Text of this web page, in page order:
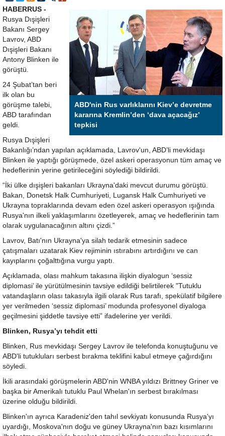
ABD'nin Rus varlıklarını Kiev’e devretme
kararına Kremlin’den ‘dava açacağız’
tepkisi
HABERRUS -
Rusya Dışişleri
Bakanı Sergey
Lavrov, ABD
Dışişleri Bakanı
Antony Blinken ile
görüştü.
24 Şubat’tan beri
ilk olan bu
görüşme talebi,
ABD tarafından
geldi.
Rusya Dışişleri
Bakanlığı’ndan yapılan açıklamada, Lavrov'un, ABD’li mevkidaşı
Blinken ile yaptığı görüşmede, özel askeri operasyonun tüm amaç ve
hedeflerinin yerine getirileceğini söylediği bildirildi.
“İki ülke dışişleri bakanları Ukrayna'daki mevcut durumu görüştü.
Bakan, Donetsk Halk Cumhuriyeti, Lugansk Halk Cumhuriyeti ve
Ukrayna topraklarında devam eden özel askeri operasyon ışığında
Rusya'nın ilkeli yaklaşımlarını özetleyerek, amaç ve hedeflerinin tam
olarak uygulanacağının altını çizdi.”
Lavrov, Batı'nın Ukrayna'ya silah tedarik etmesinin sadece
çatışmaları uzatarak Kiev rejiminin ıstırabını artırdığını ve can
kayıplarını çoğalttığına vurgu yaptı.
Açıklamada, olası mahkum takasına ilişkin diyalogun ‘sessiz
diplomasi’ ile yürütülmesinin tavsiye edildiği belirtilerek "Tutuklu
vatandaşların olası takasıyla ilgili olarak Rus tarafı, spekülatif bilgilere
yer verilmeden ‘sessiz diplomasi’ modunda profesyonel diyaloga
geçilmesini şiddetle tavsiye etti” ifadelerine yer verildi.
Blinken, Rusya’yı tehdit etti
Blinken, Rus mevkidaşı Sergey Lavrov ile telefonda konuştuğunu ve
ABD'li tutukluları serbest bırakma teklifini kabul etmeye çağırdığını
söyledi.
İkili arasındaki görüşmelerin ABD'nin WNBA yıldızı Brittney Griner ve
başka bir Amerikalı tutuklu Paul Whelan'ın serbest bırakılması
üzerine olduğu bildirildi.
Blinken'ın ayrıca Karadeniz'den tahıl sevkiyatı konusunda Rusya'yı
uyardığı, Moskova'nın doğu ve güney Ukrayna'nın bazı kısımlarını